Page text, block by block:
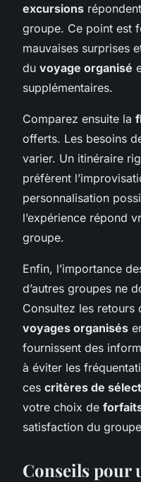
excursions
groupe. Ce point est
mauvaises surprises
du voyage organisé
supplémentaires.
Comparez ensuite la
offerts. Les besoins
varier. Un itinéraire
préfèrent
personnalisation
l’expérience répond
groupe.
Enfin, l’importance
d’autres groupes ne
Consultez les retours
voyages organisés
fournissent des
à éviter les
ces critères de
votre choix de
satisfaction du
Conseils pour